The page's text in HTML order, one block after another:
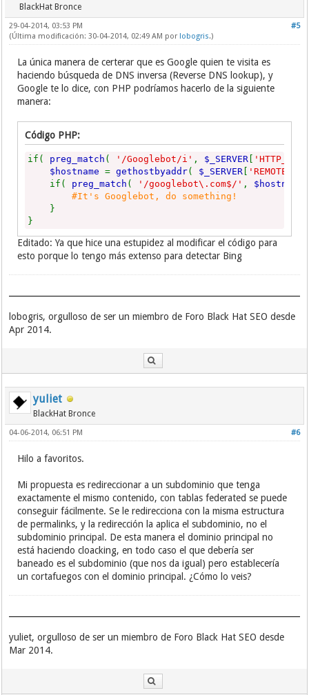
BlackHat Bronce
#5
29-04-2014, 03:53 PM
(Última modificación: 30-04-2014, 02:49 AM por lobogris.)
La única manera de certerar que es Google quien te visita es
haciendo búsqueda de DNS inversa (Reverse DNS lookup), y
Google te lo dice, con PHP podríamos hacerlo de la siguiente
manera:
Código PHP:
if( preg_match ( '/Googlebot/i' , $_SERVER [
$hostname=gethostbyaddr( $_SERVER [
if( preg_match ( '/googlebot\.com$/' , $hostname
#It's Googlebot, do something!
}
}
Editado: Ya que hice una estupidez al modificar el código para
esto porque lo tengo más extenso para detectar Bing
lobogris, orgulloso de ser un miembro de Foro Black Hat SEO desde
Apr 2014.
yuliet
BlackHat Bronce
#6
04-06-2014, 06:51 PM
Hilo a favoritos.
Mi propuesta es redireccionar a un subdominio que tenga
exactamente el mismo contenido, con tablas federated se puede
conseguir fácilmente. Se le redirecciona con la misma estructura
de permalinks, y la redirección la aplica el subdominio, no el
subdominio principal. De esta manera el dominio principal no
está haciendo cloacking, en todo caso el que debería ser
baneado es el subdominio (que nos da igual) pero establecería
un cortafuegos con el dominio principal. ¿Cómo lo veis?
yuliet, orgulloso de ser un miembro de Foro Black Hat SEO desde
Mar 2014.